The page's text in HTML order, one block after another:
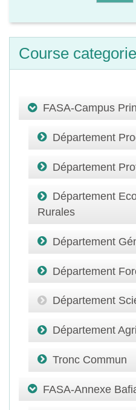
Course
FASA-Campus
Département
Département
Département
Rurales
Département
Département
Département
Département
Tronc Commun
FASA-Annexe